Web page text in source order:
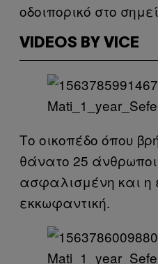
οδοιπορικό στο
VIDEOS BY VICE
Το οικοπέδο όπου
θάνατο 25
ασφαλισμένη και η
εκκωφαντική.